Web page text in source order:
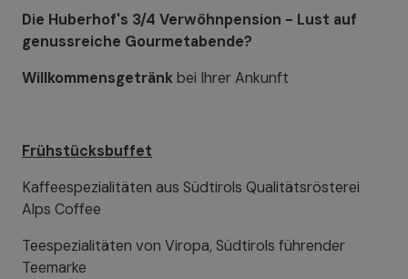
Die Huberhof's 3/4 Verwöhnpension - Lust auf
genussreiche Gourmetabende?
Willkommensgetränkbei Ihrer Ankunft
Frühstücksbuffet
Kaffeespezialitäten aus Südtirols Qualitätsrösterei
Alps Coffee
Teespezialitäten von Viropa, Südtirols führender
Teemarke